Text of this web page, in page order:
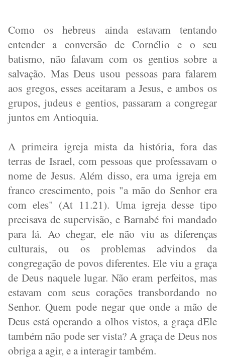
Como os hebreus ainda estavam tentando
entender a conversão de Cornélio e o seu
batismo, não falavam com os gentios sobre a
salvação. Mas Deus usou pessoas para falarem
aos gregos, esses aceitaram a Jesus, e ambos os
grupos, judeus e gentios, passaram a congregar
juntos em Antioquia.
A primeira igreja mista da história, fora das
terras de Israel, com pessoas que professavam o
nome de Jesus. Além disso, era uma igreja em
franco crescimento, pois "a mão do Senhor era
com eles" (At 11.21). Uma igreja desse tipo
precisava de supervisão, e Barnabé foi mandado
para lá. Ao chegar, ele não viu as diferenças
culturais, ou os problemas advindos da
congregação de povos diferentes. Ele viu a graça
de Deus naquele lugar. Não eram perfeitos, mas
estavam com seus corações transbordando no
Senhor. Quem pode negar que onde a mão de
Deus está operando a olhos vistos, a graça dEle
também não pode ser vista? A graça de Deus nos
obriga a agir, e a interagir também.